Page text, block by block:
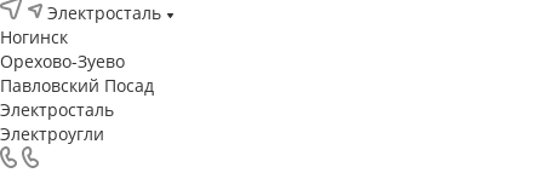
Электросталь
Ногинск
Орехово-Зуево
Павловский Посад
Электросталь
Электроугли